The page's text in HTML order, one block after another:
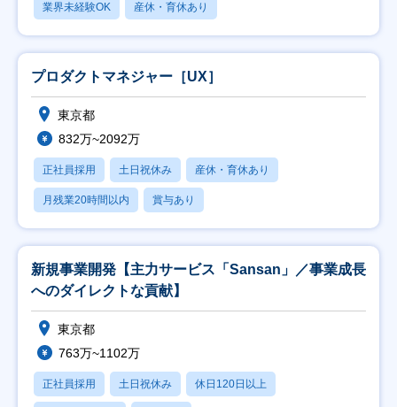
業界未経験OK 産休・育休あり
プロダクトマネジャー［UX］
東京都
832万~2092万
正社員採用 土日祝休み 産休・育休あり
月残業20時間以内 賞与あり
新規事業開発【主力サービス「Sansan」／事業成長
へのダイレクトな貢献】
東京都
763万~1102万
正社員採用 土日祝休み 休日120日以上